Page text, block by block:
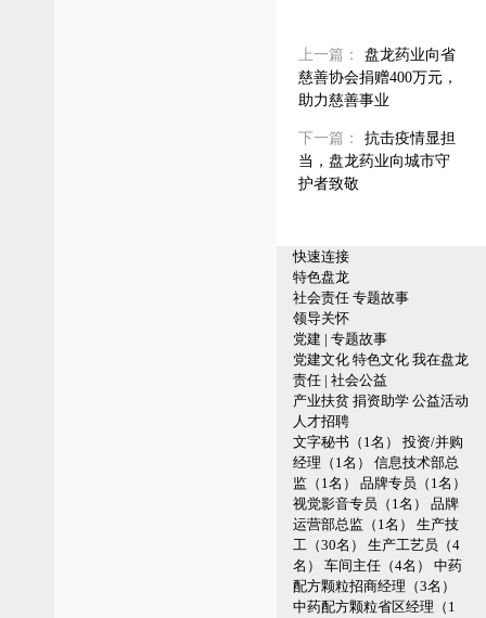
上一篇：
盘龙药业向省
慈善协会捐赠400万元，
助力慈善事业
下一篇：
抗击疫情显担
当，盘龙药业向城市守
护者致敬
快速连接
特色盘龙
社会责任 专题故事
领导关怀
党建 | 专题故事
党建文化 特色文化 我在盘龙
责任 | 社会公益
产业扶贫 捐资助学 公益活动
人才招聘
文字秘书（1名）
投资/并购
经理（1名）
信息技术部总
监（1名）
品牌专员（1名）
视觉影音专员（1名）
品牌
运营部总监（1名）
生产技
工（30名）
生产工艺员（4
名）
车间主任（4名）
中药
配方颗粒招商经理（3名）
中药配方颗粒省区经理（1